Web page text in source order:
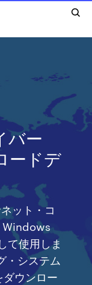
バー
ードデ
ット・コ
Windows
て使用しま
・システム
ウンロー